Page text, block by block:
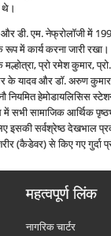
थे।
और डी. एम. नेफ्रोलॉजी
में कार्य करना जारी
प्रो रमेश कुमार,
के यादव और डॉ. अरुण
नियमित हेमोडायलिसिस
में सभी सामाजिक आर्थिक
सर्वश्रेष्ठ देखभाल
(कैडेवर) से किए गए गुर्दा
महत्वपूर्ण लिंक
नागरिक चार्टर